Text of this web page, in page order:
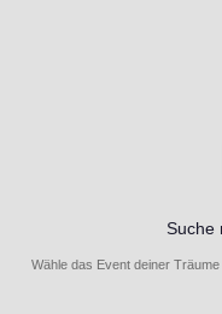
Suche
Wähle das Event deiner